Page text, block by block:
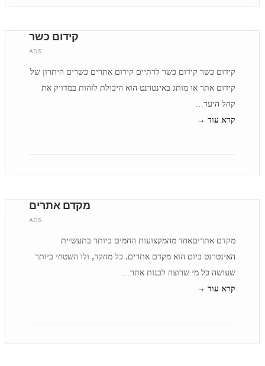
קידום כשר
ADS
קידום כשר קידום כשר לדתיים קידום אתרים כשרים היתרון של
קידום אתר או מותג באינטרנט הוא היכולת לזהות במדויק את
קהל היעד…
קרא עוד →
מקדם אתרים
ADS
מקדם אתריםאחד מהמקצועות החמים ביותר בתעשיית
האינטרנט כיום הוא מקדם אתרים. כל מחקר, ולו השטחי ביותר
שעושה כל מי שרוצה לבנות אתר…
קרא עוד →